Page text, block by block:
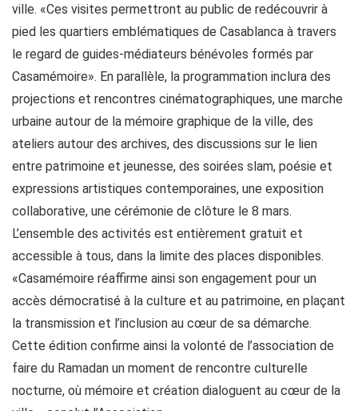
ville. «Ces visites permettront au public de redécouvrir à
pied les quartiers emblématiques de Casablanca à travers
le regard de guides-médiateurs bénévoles formés par
Casamémoire». En parallèle, la programmation inclura des
projections et rencontres cinématographiques, une marche
urbaine autour de la mémoire graphique de la ville, des
ateliers autour des archives, des discussions sur le lien
entre patrimoine et jeunesse, des soirées slam, poésie et
expressions artistiques contemporaines, une exposition
collaborative, une cérémonie de clôture le 8 mars.
L’ensemble des activités est entièrement gratuit et
accessible à tous, dans la limite des places disponibles.
«Casamémoire réaffirme ainsi son engagement pour un
accès démocratisé à la culture et au patrimoine, en plaçant
la transmission et l’inclusion au cœur de sa démarche.
Cette édition confirme ainsi la volonté de l’association de
faire du Ramadan un moment de rencontre culturelle
nocturne, où mémoire et création dialoguent au cœur de la